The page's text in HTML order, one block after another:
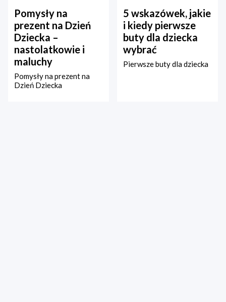
Pomysły na
prezent na Dzień
Dziecka –
nastolatkowie i
maluchy
Pomysły na prezent na
Dzień Dziecka
5 wskazówek, jakie
i kiedy pierwsze
buty dla dziecka
wybrać
Pierwsze buty dla dziecka